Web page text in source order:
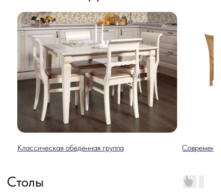
Классическая обеденная группа
Распродажа